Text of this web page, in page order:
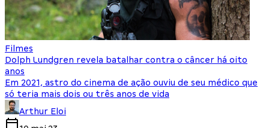
Filmes
Dolph Lundgren revela batalhar contra o câncer há oito
anos
Em 2021, astro do cinema de ação ouviu de seu médico que
só teria mais dois ou três anos de vida
Arthur Eloi